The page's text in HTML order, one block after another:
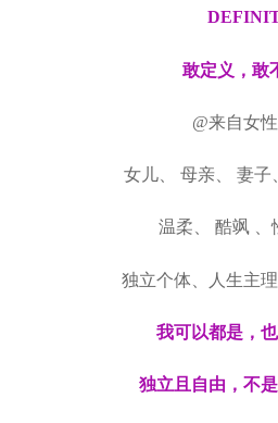
敢定义，敢
@来自女性
女儿、 母亲、 妻子
温柔、 酷飒 、
独立个体、人生主理
我可以都是，
独立且自由，不